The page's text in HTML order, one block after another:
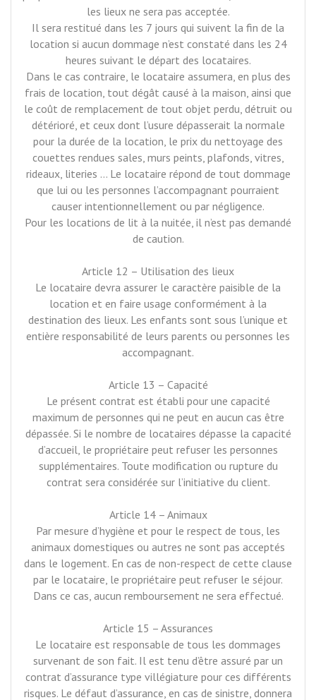
les lieux ne sera pas acceptée.
Il sera restitué dans les 7 jours qui suivent la fin de la
location si aucun dommage n’est constaté dans les 24
heures suivant le départ des locataires.
Dans le cas contraire, le locataire assumera, en plus des
frais de location, tout dégât causé à la maison, ainsi que
le coût de remplacement de tout objet perdu, détruit ou
détérioré, et ceux dont l’usure dépasserait la normale
pour la durée de la location, le prix du nettoyage des
couettes rendues sales, murs peints, plafonds, vitres,
rideaux, literies … Le locataire répond de tout dommage
que lui ou les personnes l’accompagnant pourraient
causer intentionnellement ou par négligence.
Pour les locations de lit à la nuitée, il n’est pas demandé
de caution.
Article 12 – Utilisation des lieux
Le locataire devra assurer le caractère paisible de la
location et en faire usage conformément à la
destination des lieux. Les enfants sont sous l’unique et
entière responsabilité de leurs parents ou personnes les
accompagnant.
Article 13 – Capacité
Le présent contrat est établi pour une capacité
maximum de personnes qui ne peut en aucun cas être
dépassée. Si le nombre de locataires dépasse la capacité
d’accueil, le propriétaire peut refuser les personnes
supplémentaires. Toute modification ou rupture du
contrat sera considérée sur l’initiative du client.
Article 14 – Animaux
Par mesure d’hygiène et pour le respect de tous, les
animaux domestiques ou autres ne sont pas acceptés
dans le logement. En cas de non-respect de cette clause
par le locataire, le propriétaire peut refuser le séjour.
Dans ce cas, aucun remboursement ne sera effectué.
Article 15 – Assurances
Le locataire est responsable de tous les dommages
survenant de son fait. Il est tenu d’être assuré par un
contrat d’assurance type villégiature pour ces différents
risques. Le défaut d’assurance, en cas de sinistre, donnera